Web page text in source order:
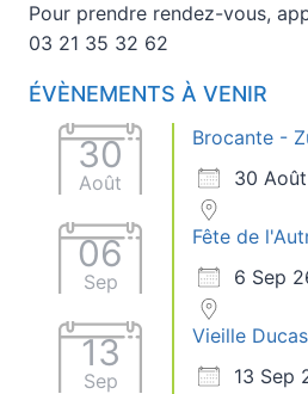
Pour prendre rendez-vous,
03 21 35 32 62
ÉVÈNEMENTS À VENIR
30
Août
Brocante -
30
06
Sep
Fête de
6 Sep
13
Sep
Vieille
13 Sep